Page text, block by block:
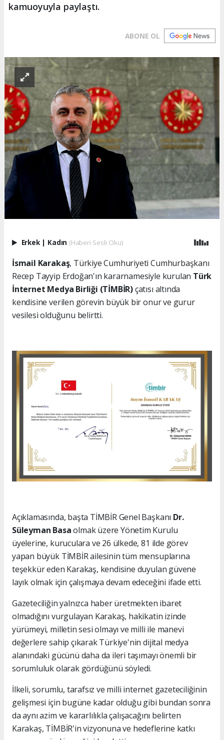
kamuoyuyla paylaştı.
ABONE OL
Erkek | Kadın (Haberi Sesli Oku)
İsmail Karakaş, Türkiye Cumhuriyeti Cumhurbaşkanı
Recep Tayyip Erdoğan'ın kararnamesiyle kurulan Türk
İnternet Medya Birliği (TİMBİR)çatısı altında
kendisine verilen görevin büyük bir onur ve gurur
vesilesi olduğunu belirtti.
Açıklamasında, başta TİMBİR Genel Başkanı Dr.
Süleyman Basaolmak üzere Yönetim Kurulu
üyelerine, kuruculara ve 26 ülkede, 81 ilde görev
yapan büyük TİMBİR ailesinin tüm mensuplarına
teşekkür eden Karakaş, kendisine duyulan güvene
layık olmak için çalışmaya devam edeceğini ifade etti.
Gazeteciliğin yalnızca haber üretmekten ibaret
olmadığını vurgulayan Karakaş, hakikatin izinde
yürümeyi, milletin sesi olmayı ve milli ile manevi
değerlere sahip çıkarak Türkiye'nin dijital medya
alanındaki gücünü daha da ileri taşımayı önemli bir
sorumluluk olarak gördüğünü söyledi.
İlkeli, sorumlu, tarafsız ve milli internet gazeteciliğinin
gelişmesi için bugüne kadar olduğu gibi bundan sonra
da aynı azim ve kararlılıkla çalışacağını belirten
Karakaş, TİMBİR'in vizyonuna ve hedeflerine katkı